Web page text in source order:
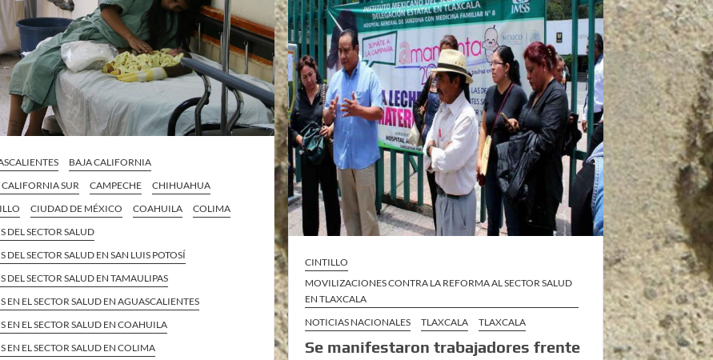
BAJA CALIFORNIA
CALIFORNIA SUR
CAMPECHE
CHIHUAHUA
CIUDAD DE MÉXICO COAHUILA
COLIMA
DEL SECTOR SALUD
DEL SECTOR SALUD EN SAN LUIS POTOSÍ
DEL SECTOR SALUD EN TAMAULIPAS
EN EL SECTOR SALUD EN AGUASCALIENTES
EN EL SECTOR SALUD EN COAHUILA
EN EL SECTOR SALUD EN COLIMA
CINTILLO
MOVILIZACIONES CONTRA LA REFORMA AL SECTOR SALUD
EN TLAXCALA
NOTICIAS NACIONALES
TLAXCALA TLAXCALA
Se manifestaron trabajadores frente